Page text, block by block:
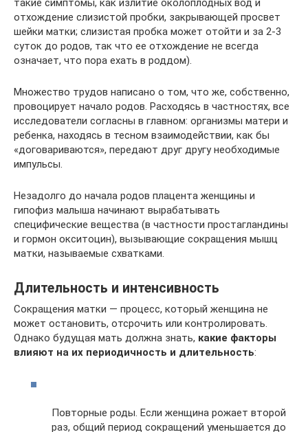
отхождение слизистой пробки, закрывающей просвет
шейки матки; слизистая пробка может отойти и за 2-3
суток до родов, так что ее отхождение не всегда
означает, что пора ехать в роддом).
Множество трудов написано о том, что же, собственно,
провоцирует начало родов. Расходясь в частностях, все
исследователи согласны в главном: организмы матери и
ребенка, находясь в тесном взаимодействии, как бы
«договариваются», передают друг другу необходимые
импульсы.
Незадолго до начала родов плацента женщины и
гипофиз малыша начинают вырабатывать
специфические вещества (в частности простагландины
и гормон окситоцин), вызывающие сокращения мышц
матки, называемые схватками.
Длительность и интенсивность
Сокращения матки — процесс, который женщина не
может остановить, отсрочить или контролировать.
Однако будущая мать должна знать, какие факторы
влияют на их периодичность и длительность:
Повторные роды. Если женщина рожает второй
раз, общий период сокращений уменьшается до